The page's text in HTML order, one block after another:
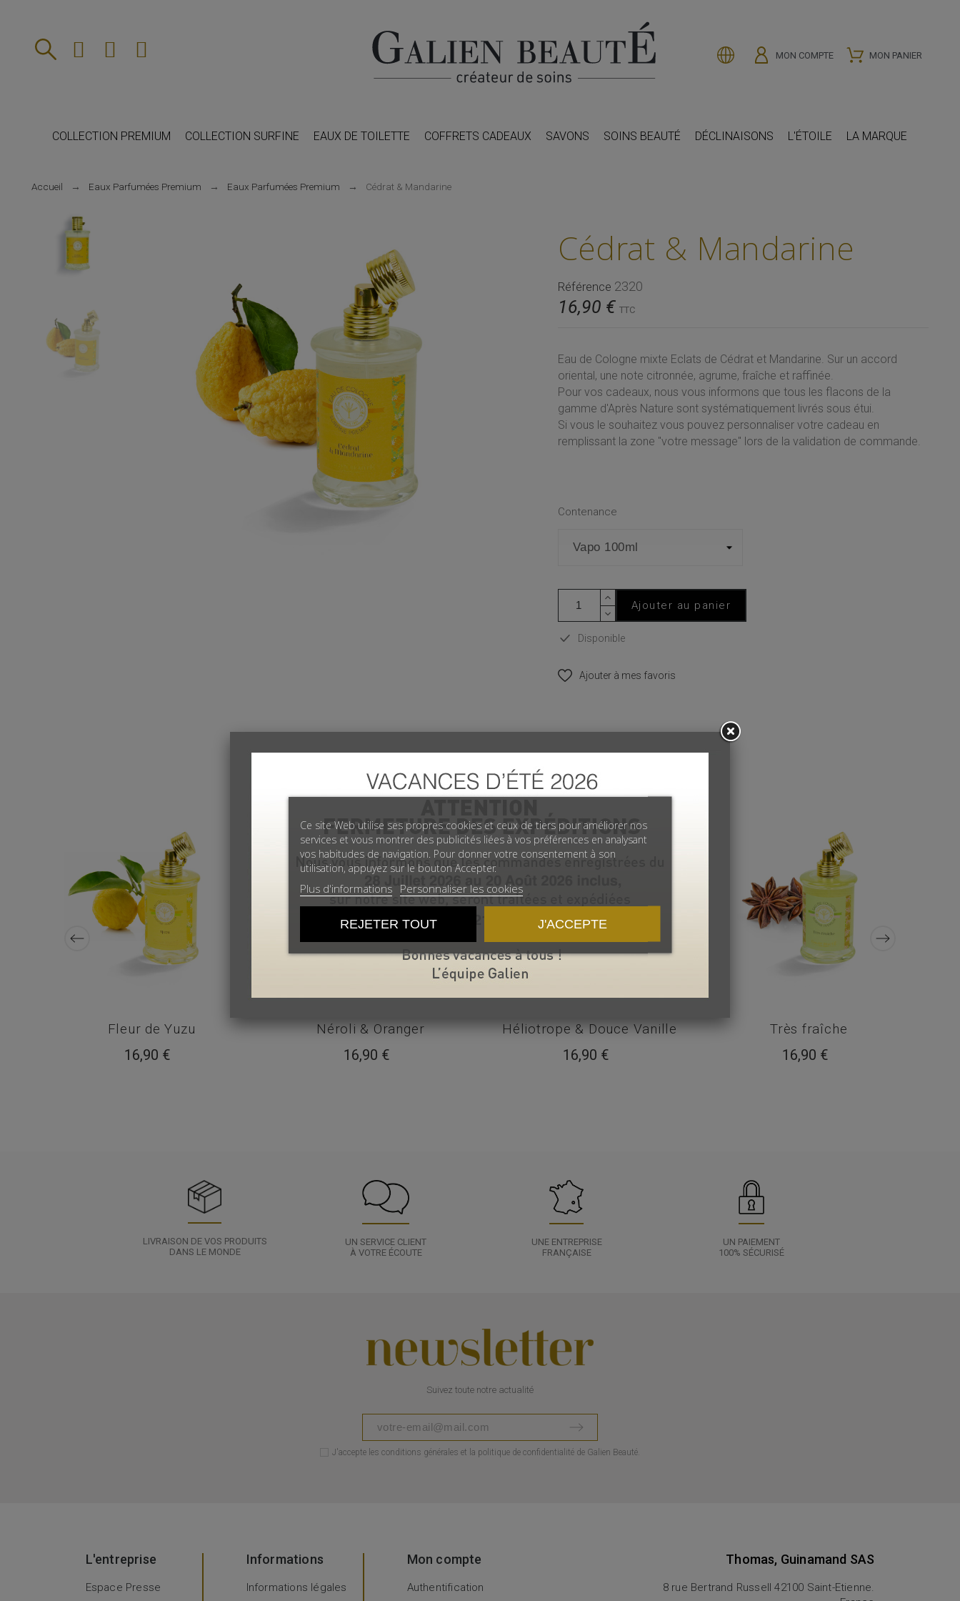
MON COMPTE MON PANIER
COLLECTION PREMIUM COLLECTION SURFINE EAUX DE TOILETTE COFFRETS CADEAUX SAVONS SOINS BEAUTÉ DÉCLINAISONS L'ÉTOILE LA MARQUE
Accueil Eaux Parfumées Premium Eaux Parfumées Premium Cédrat & Mandarine
Cédrat & Mandarine
Référence 2320
16,90 € TTC
Eau de Cologne mixte Eclats de Cédrat et Mandarine. Sur un accord
oriental, une note citronnée, agrume, fraîche et raffinée.
Pour vos cadeaux, nous vous informons que tous les flacons de la
gamme d'Après Nature sont systématiquement livrés sous étui.
Si vous le souhaitez vous pouvez personnaliser votre cadeau en
remplissant la zone "votre message" lors de la validation de commande.
Contenance
Ajouter au panier
Disponible
Ajouter à mes favoris
Vous aimerez aussi...
Fleur de Yuzu
16,90 €
Néroli & Oranger
16,90 €
Héliotrope & Douce Vanille
16,90 €
Très fraîche
16,90 €
LIVRAISON DE VOS PRODUITS
DANS LE MONDE
UN SERVICE CLIENT
À VOTRE ÉCOUTE
UNE ENTREPRISE
FRANÇAISE
UN PAIEMENT
100% SÉCURISÉ
Suivez toute notre actualité
J'accepte les conditions générales et la politique de confidentialité de Galien Beauté.
L'entreprise
Espace Presse
Informations
Informations légales
Mon compte
Authentification
Thomas, Guinamand SAS
8 rue Bertrand Russell 42100 Saint-Etienne.
Ce site Web utilise ses propres cookies et ceux de tiers pour améliorer nos
services et vous montrer des publicités liées à vos préférences en analysant
vos habitudes de navigation. Pour donner votre consentement à son
utilisation, appuyez sur le bouton Accepter.
Plus d'informations Personnaliser les cookies
REJETER TOUT J'ACCEPTE